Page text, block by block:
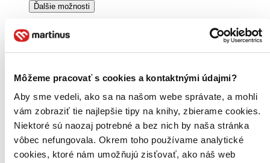
Môžeme pracovať s cookies a kontaktnými údajmi?
Aby sme vedeli, ako sa na našom webe správate, a mohli
vám zobraziť tie najlepšie tipy na knihy, zbierame cookies.
Niektoré sú naozaj potrebné a bez nich by naša stránka
vôbec nefungovala. Okrem toho používame analytické
cookies, ktoré nám umožňujú zisťovať, ako náš web
Ďalšie možnosti
Zúžiť výber
Zoradiť
Bestsellery
Top hodnotené
Najdrahšie
Najlacnejšie